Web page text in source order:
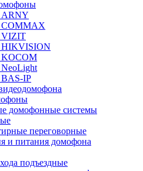
IP
домофонные системы
переговорные
и питания домофона
подъездные